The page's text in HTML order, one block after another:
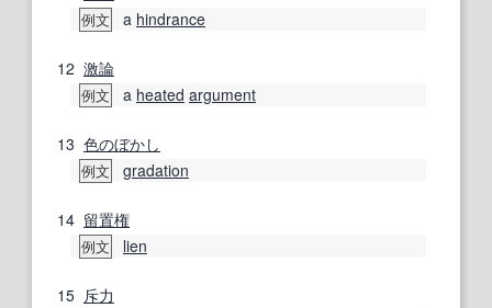
例文 a hindrance
12 激論
例文 a heated argument
13 色のぼかし
例文 gradation
14 留置権
例文 lien
15 斥力